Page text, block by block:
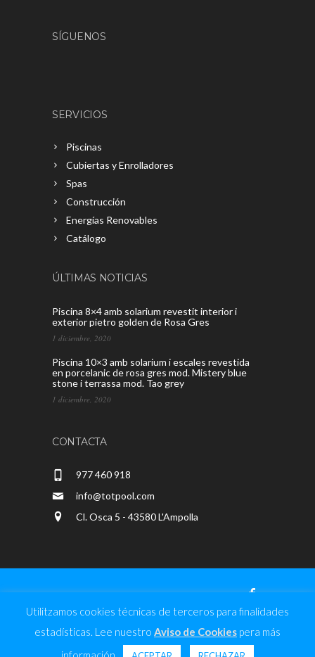
SÍGUENOS
SERVICIOS
Piscinas
Cubiertas y Enrolladores
Spas
Construcción
Energías Renovables
Catálogo
ÚLTIMAS NOTICIAS
Piscina 8×4 amb solarium revestit interior i
exterior pietro golden de Rosa Gres
1 diciembre, 2020
Piscina 10×3 amb solarium i escales revestida
en porcelanic de rosa gres mod. Mistery blue
stone i terrassa mod. Tao grey
1 diciembre, 2020
CONTACTA
977 460 918
info@totpool.com
Cl. Osca 5 - 43580 L'Ampolla
Totpool - CRD Milan, CB © 2020 |Diseño
Web|Aviso de Cookies-Aviso Legal y Política
Utilitzamos cookies técnicas de terceros para finalidades
estadísticas. Lee nuestro Aviso de Cookies pera más